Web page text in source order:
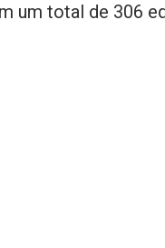
um total de 306